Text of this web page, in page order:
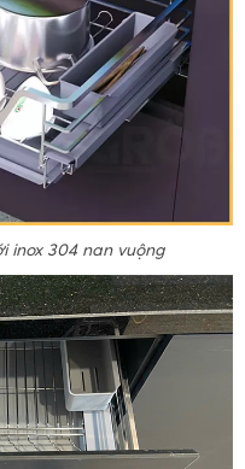
inox 304 nan vuộng